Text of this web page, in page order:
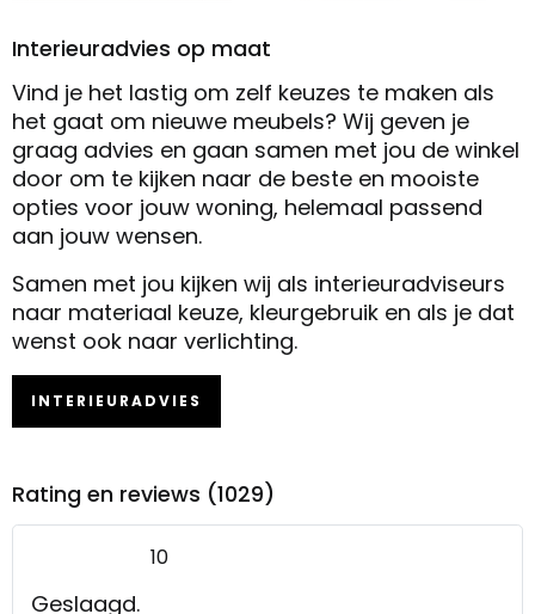
Interieuradvies op maat
Vind je het lastig om zelf keuzes te maken als
het gaat om nieuwe meubels? Wij geven je
graag advies en gaan samen met jou de winkel
door om te kijken naar de beste en mooiste
opties voor jouw woning, helemaal passend
aan jouw wensen.
Samen met jou kijken wij als interieuradviseurs
naar materiaal keuze, kleurgebruik en als je dat
wenst ook naar verlichting.
INTERIEURADVIES
Rating en reviews (1029)
10
Geslaagd.